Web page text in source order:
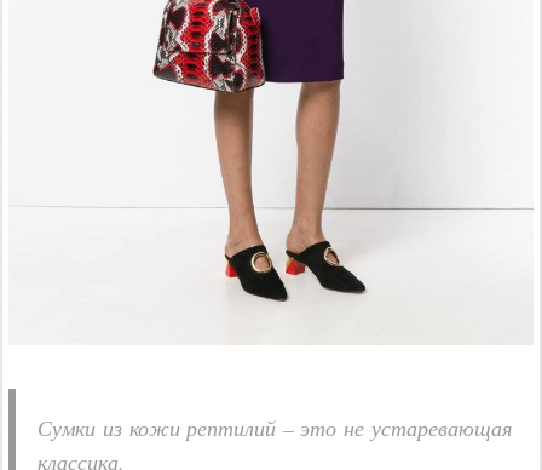
Сумки из кожи рептилий – это не устаревающая
классика.